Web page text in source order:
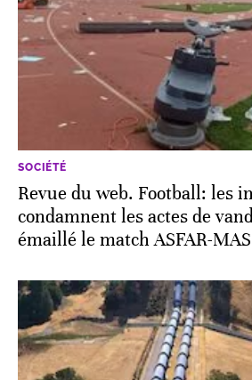
SOCIÉTÉ
Revue du web. Football: les
condamnent les actes de
émaillé le match ASFAR-MAS